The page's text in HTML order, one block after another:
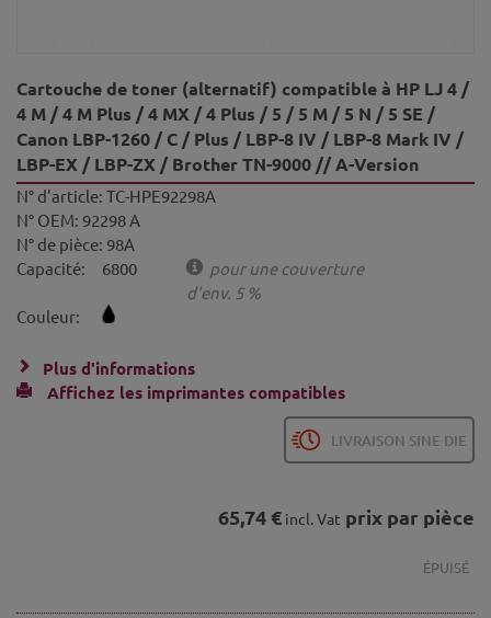
Cartouche de toner (alternatif) compatible à HP LJ 4 /
4 M / 4 M Plus / 4 MX / 4 Plus / 5 / 5 M / 5 N / 5 SE /
Canon LBP-1260 / C / Plus / LBP-8 IV / LBP-8 Mark IV /
LBP-EX / LBP-ZX / Brother TN-9000 // A-Version
N° d'article: TC-HPE92298A
N° OEM: 92298 A
N° de pièce: 98A
Capacité:
6800
pour une couverture
d'env. 5 %
Couleur:
Plus d'informations
Affichez les imprimantes compatibles
LIVRAISON SINE DIE
65,74 € incl. Vat prix par pièce
ÉPUISÉ